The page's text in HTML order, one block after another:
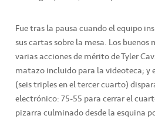
Fue tras la pausa cuando el equipo
sus cartas sobre la mesa. Los buenos
varias acciones de mérito de Tyler
matazo incluido para la videoteca; y
(seis triples en el tercer cuarto)
electrónico: 75-55 para cerrar el
pizarra culminado desde la esquina